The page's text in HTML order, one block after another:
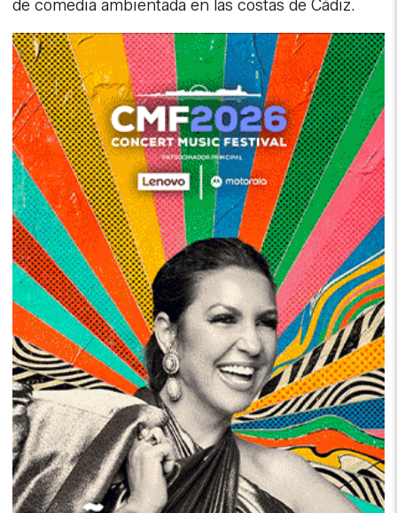
de comedia ambientada en las costas de Cádiz.